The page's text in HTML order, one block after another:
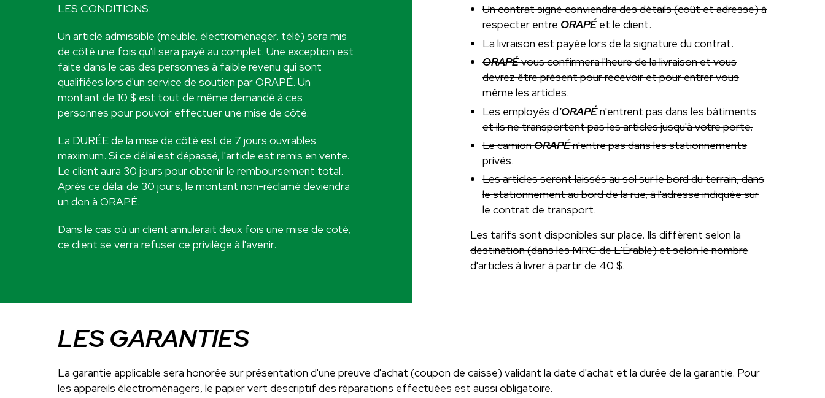
LES CONDITIONS:
Un article admissible (meuble, électroménager, télé) sera mis
de côté une fois qu'il sera payé au complet. Une exception est
faite dans le cas des personnes à faible revenu qui sont
qualifiées lors d'un service de soutien par ORAPÉ. Un
montant de 10 $ est tout de même demandé à ces
personnes pour pouvoir effectuer une mise de côté.
La DURÉE de la mise de côté est de 7 jours ouvrables
maximum. Si ce délai est dépassé, l'article est remis en vente.
Le client aura 30 jours pour obtenir le remboursement total.
Après ce délai de 30 jours, le montant non-réclamé deviendra
un don à ORAPÉ.
Dans le cas où un client annulerait deux fois une mise de coté,
ce client se verra refuser ce privilège à l'avenir.
Un contrat signé conviendra des détails (coût et adresse) à
respecter entreORAPÉet le client.
La livraison est payée lors de la signature du contrat.
ORAPÉvous confirmera l'heure de la livraison et vous
devrez être présent pour recevoir et pour entrer vous
même les articles.
Les employés d'ORAPÉn'entrent pas dans les bâtiments
et ils ne transportent pas les articles jusqu'à votre porte.
Le camionORAPÉn'entre pas dans les stationnements
privés.
Les articles seront laissés au sol sur le bord du terrain, dans
le stationnement au bord de la rue, à l'adresse indiquée sur
le contrat de transport.
Les tarifs sont disponibles sur place. Ils diffèrent selon la
destination (dans les MRC de L'Érable) et selon le nombre
d'articles à livrer à partir de 40 $.
LES GARANTIES
La garantie applicable sera honorée sur présentation d'une preuve d'achat (coupon de caisse) validant la date d'achat et la durée de la garantie. Pour
les appareils électroménagers, le papier vert descriptif des réparations effectuées est aussi obligatoire.